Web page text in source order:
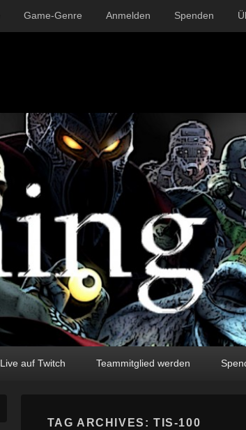
Game-Genre Anmelden Spenden
Live auf Twitch Teammitglied werden
TAG ARCHIVES: TIS-100